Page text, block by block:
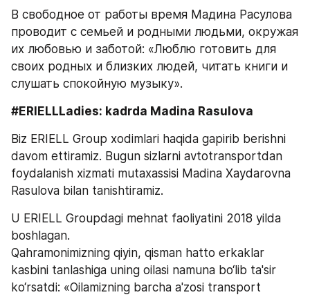
В свободное от работы время Мадина Расулова
проводит с семьей и родными людьми, окружая
их любовью и заботой: «Люблю готовить для
своих родных и близких людей, читать книги и
слушать спокойную музыку».
#ERIELLLadies: kadrda Madina Rasulova
Biz ERIELL Group xodimlari haqida gapirib berishni
davom ettiramiz. Bugun sizlarni avtotransportdan
foydalanish xizmati mutaxassisi Madina Xaydarovna
Rasulova bilan tanishtiramiz.
U ERIELL Groupdagi mehnat faoliyatini 2018 yilda
boshlagan.
Qahramonimizning qiyin, qisman hatto erkaklar
kasbini tanlashiga uning oilasi namuna bo‘lib ta'sir
ko‘rsatdi: «Oilamizning barcha a'zosi transport